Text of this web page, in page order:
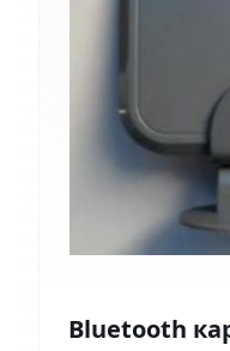
Bluetooth